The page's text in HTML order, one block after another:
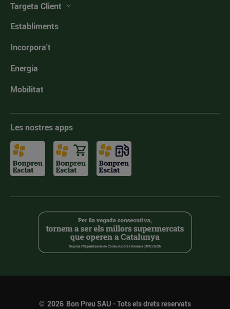
Targeta Client
Establiments
Incorpora't
Energia
Mobilitat
Les nostres apps
© 2026 Bon Preu SAU - Tots els drets reservats